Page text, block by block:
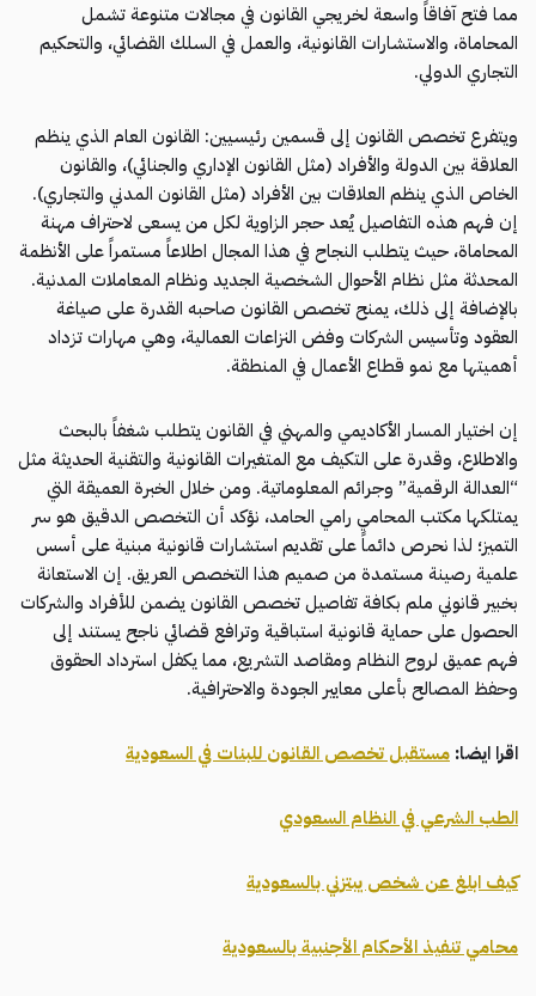
مما فتح آفاقاً واسعة لخريجي القانون في مجالات متنوعة تشمل
المحاماة، والاستشارات القانونية، والعمل في السلك القضائي، والتحكيم
التجاري الدولي.
ويتفرع تخصص القانون إلى قسمين رئيسيين: القانون العام الذي ينظم
العلاقة بين الدولة والأفراد (مثل القانون الإداري والجنائي)، والقانون
الخاص الذي ينظم العلاقات بين الأفراد (مثل القانون المدني والتجاري).
إن فهم هذه التفاصيل يُعد حجر الزاوية لكل من يسعى لاحتراف مهنة
المحاماة، حيث يتطلب النجاح في هذا المجال اطلاعاً مستمراً على الأنظمة
المحدثة مثل نظام الأحوال الشخصية الجديد ونظام المعاملات المدنية.
بالإضافة إلى ذلك، يمنح تخصص القانون صاحبه القدرة على صياغة
العقود وتأسيس الشركات وفض النزاعات العمالية، وهي مهارات تزداد
أهميتها مع نمو قطاع الأعمال في المنطقة.
إن اختيار المسار الأكاديمي والمهني في القانون يتطلب شغفاً بالبحث
والاطلاع، وقدرة على التكيف مع المتغيرات القانونية والتقنية الحديثة مثل
“العدالة الرقمية” وجرائم المعلوماتية. ومن خلال الخبرة العميقة التي
يمتلكها مكتب المحامي رامي الحامد، نؤكد أن التخصص الدقيق هو سر
التميز؛ لذا نحرص دائماً على تقديم استشارات قانونية مبنية على أسس
علمية رصينة مستمدة من صميم هذا التخصص العريق. إن الاستعانة
بخبير قانوني ملم بكافة تفاصيل تخصص القانون يضمن للأفراد والشركات
الحصول على حماية قانونية استباقية وترافع قضائي ناجح يستند إلى
فهم عميق لروح النظام ومقاصد التشريع، مما يكفل استرداد الحقوق
وحفظ المصالح بأعلى معايير الجودة والاحترافية.
اقرا ايضا: مستقبل تخصص القانون للبنات في السعودية
الطب الشرعي في النظام السعودي
كيف ابلغ عن شخص يبتزني بالسعودية
محامي تنفيذ الأحكام الأجنبية بالسعودية